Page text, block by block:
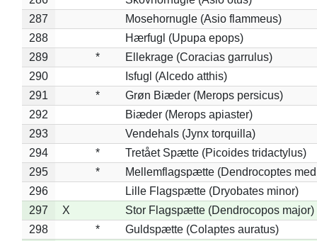
287
Mosehornugle (Asio flammeus)
288
Hærfugl (Upupa epops)
289
*
Ellekrage (Coracias garrulus)
290
Isfugl (Alcedo atthis)
291
*
Grøn Biæder (Merops persicus)
292
Biæder (Merops apiaster)
293
Vendehals (Jynx torquilla)
294
*
Tretået Spætte (Picoides tridactylus)
295
*
Mellemflagspætte (Dendrocoptes
296
Lille Flagspætte (Dryobates minor)
297
X
Stor Flagspætte (Dendrocopos major)
298
*
Guldspætte (Colaptes auratus)